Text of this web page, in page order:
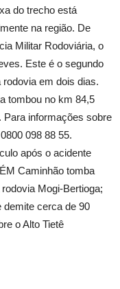
do trecho está
na região. De
Militar Rodoviária, o
Este é o segundo
em dois dias.
tombou no km 84,5
Para informações sobre
098 88 55.
após o acidente
Caminhão tomba
Mogi-Bertioga;
demite cerca de 90
o Alto Tietê